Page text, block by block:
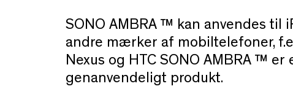
SONO AMBRA ™ kan anvendes til
andre mærker af mobiltelefoner,
Nexus og HTC SONO AMBRA ™
genanvendeligt produkt.